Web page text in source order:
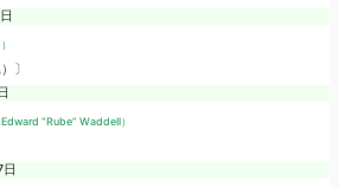
〕
“Rube” Waddell）